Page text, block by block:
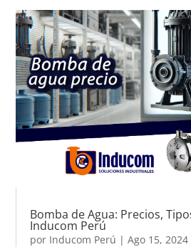
Bomba de Agua: Precios,
Inducom Perú
por Inducom Perú |Ago 15, 2024